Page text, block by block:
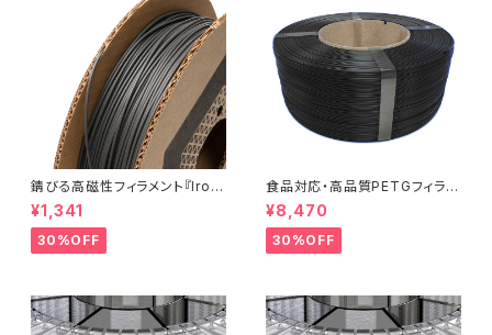
錆びる高磁性フィラメント『Iron
-filled Metal Composite P
LA』：お試しサンプル 10M
¥1,341
30%OFF
食品対応・高品質PETGフィラメ
ント『EasyFil ePETG（Bambu
Coil）』
¥8,470
30%OFF